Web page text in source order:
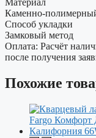
Материал
Каменно-
Способ укладки
Замковый метод
Оплата: Расчёт
после получения
Похожие